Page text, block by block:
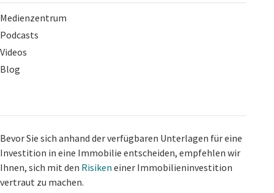
Medienzentrum
Podcasts
Videos
Blog
Bevor Sie sich anhand der verfügbaren Unterlagen für eine
Investition in eine Immobilie entscheiden, empfehlen wir
Ihnen, sich mit den Risiken einer Immobilieninvestition
vertraut zu machen.